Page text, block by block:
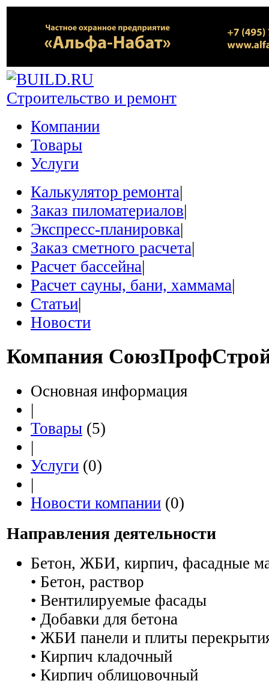
Строительство и ремонт
Компании
Товары
Услуги
Калькулятор ремонта|
Заказ пиломатериалов|
Экспресс-планировка|
Заказ сметного расчета|
Расчет бассейна|
Расчет сауны, бани, хаммама|
Статьи|
Новости
Компания
Основная информация
|
Товары (5)
|
Услуги (0)
|
Новости компании (0)
Направления деятельности
Бетон, ЖБИ, кирпич, фасадные
• Бетон, раствор
• Вентилируемые фасады
• Добавки для бетона
• ЖБИ панели и плиты
• Кирпич кладочный
• Кирпич облицовочный